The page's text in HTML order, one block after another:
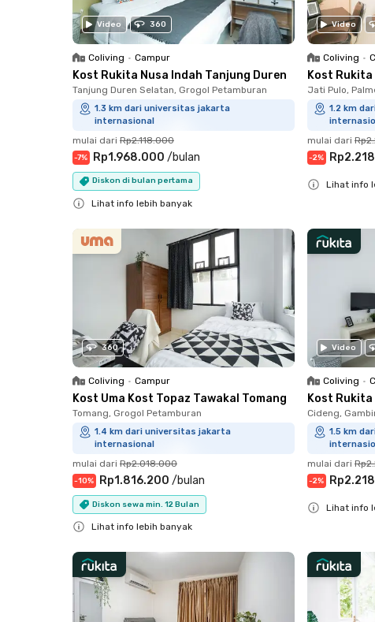
Video 360
Coliving • Campur
Kost Rukita Nusa Indah Tanjung Duren
Tanjung Duren Selatan, Grogol Petamburan
1.3 km dari universitas jakarta
internasional
mulai dari Rp2.118.000
-7% Rp1.968.000 /bulan
Diskon di bulan pertama
Lihat info lebih banyak
Video
Coliving •
Kost Rukita
Jati Pulo,
1.2 km
mulai dari
-2%
Lihat info
360
Coliving • Campur
Kost Uma Kost Topaz Tawakal Tomang
Tomang, Grogol Petamburan
1.4 km dari universitas jakarta
internasional
mulai dari Rp2.018.000
-10% Rp1.816.200 /bulan
Diskon sewa min. 12 Bulan
Lihat info lebih banyak
Video
Coliving •
Kost Rukita
Cideng,
1.5 km
mulai dari
-2%
Lihat info